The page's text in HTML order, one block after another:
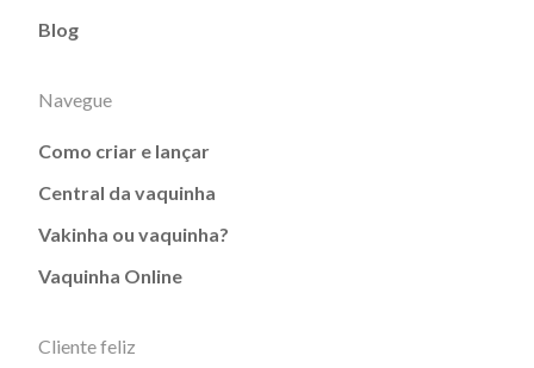
Blog
Navegue
Como criar e lançar
Central da vaquinha
Vakinha ou vaquinha?
Vaquinha Online
Cliente feliz